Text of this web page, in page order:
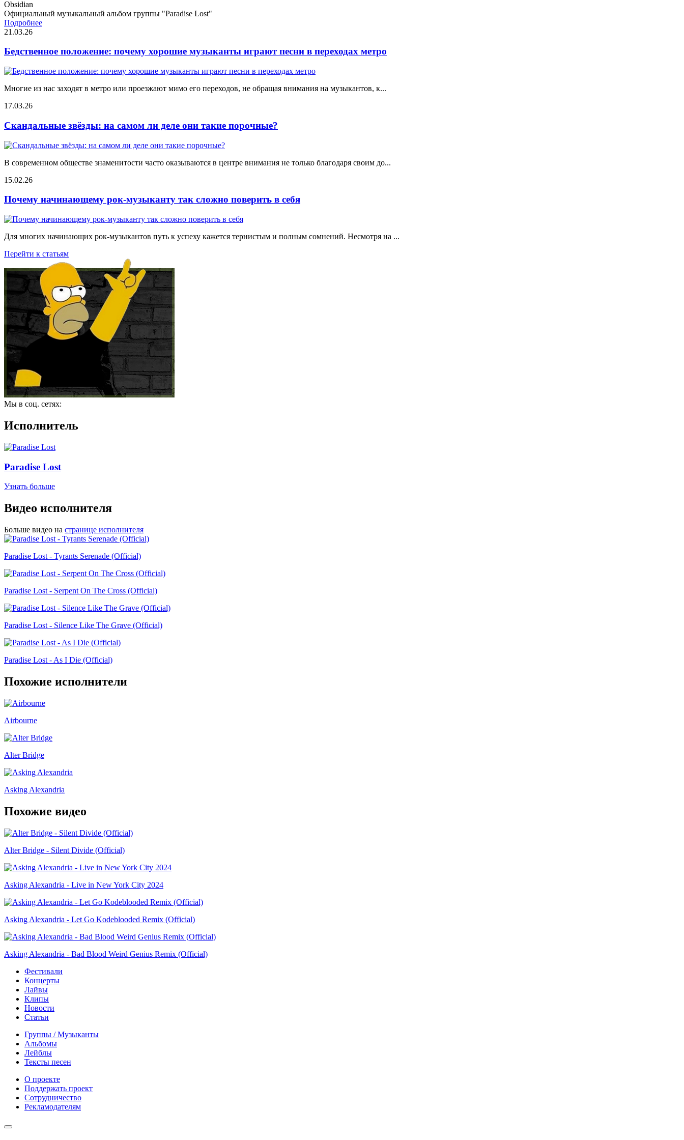
Obsidian
Официальный музыкальный альбом группы "Paradise Lost"
Подробнее
21.03.26
Бедственное положение: почему хорошие музыканты играют песни в переходах метро
Многие из нас заходят в метро или проезжают мимо его переходов, не обращая внимания на музыкантов, к...
17.03.26
Скандальные звёзды: на самом ли деле они такие порочные?
В современном обществе знаменитости часто оказываются в центре внимания не только благодаря своим до...
15.02.26
Почему начинающему рок-музыканту так сложно поверить в себя
Для многих начинающих рок-музыкантов путь к успеху кажется тернистым и полным сомнений. Несмотря на ...
Перейти к статьям
Мы в соц. сетях:
Исполнитель
Paradise Lost
Узнать больше
Видео исполнителя
Больше видео на странице исполнителя
Paradise Lost - Tyrants Serenade (Official)
Paradise Lost - Serpent On The Cross (Official)
Paradise Lost - Silence Like The Grave (Official)
Paradise Lost - As I Die (Official)
Похожие исполнители
Airbourne
Alter Bridge
Asking Alexandria
Похожие видео
Alter Bridge - Silent Divide (Official)
Asking Alexandria - Live in New York City 2024
Asking Alexandria - Let Go Kodeblooded Remix (Official)
Asking Alexandria - Bad Blood Weird Genius Remix (Official)
Фестивали
Концерты
Лайвы
Клипы
Новости
Статьи
Группы / Музыканты
Альбомы
Лейблы
Тексты песен
О проекте
Поддержать проект
Сотрудничество
Рекламодателям